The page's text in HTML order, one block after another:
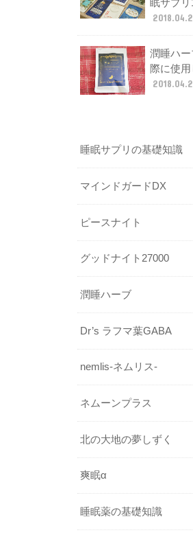
眠サプ
潤睡ハ
際に使
睡眠サプリの基礎知識
マインドガードDX
ピースナイト
グッドナイト27000
潤睡ハーブ
Dr’s ラフマ葉GABA
nemlis-ネムリス-
ネムーンプラス
北の大地の夢しずく
爽眠α
睡眠薬の基礎知識